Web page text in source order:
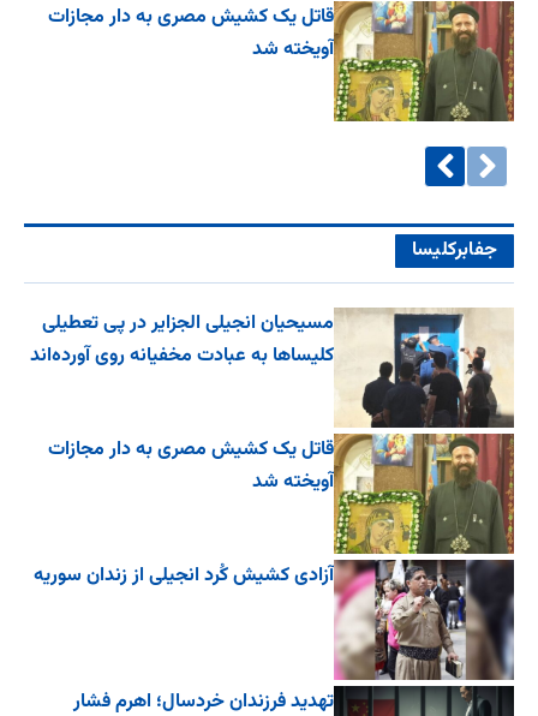
قاتل یک کشیش مصری به دار مجازات
آویخته شد
جفا‌بر‌کلیسا
مسیحیان انجیلی الجزایر در پی تعطیلی
کلیساها به عبادت مخفیانه روی آورده‌اند
قاتل یک کشیش مصری به دار مجازات
آویخته شد
آزادی کشیش کُرد انجیلی از زندان سوریه
تهدید فرزندان خردسال؛ اهرم فشار